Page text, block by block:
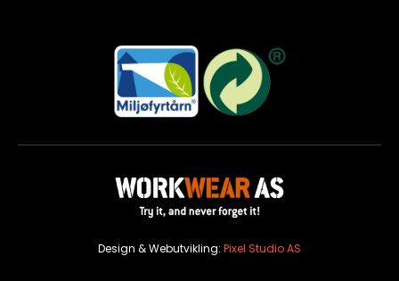
Design & Webutvikling: Pixel Studio AS